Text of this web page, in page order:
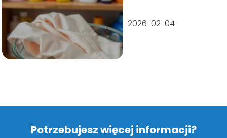
2026-02-04
Potrzebujesz więcej informacji?